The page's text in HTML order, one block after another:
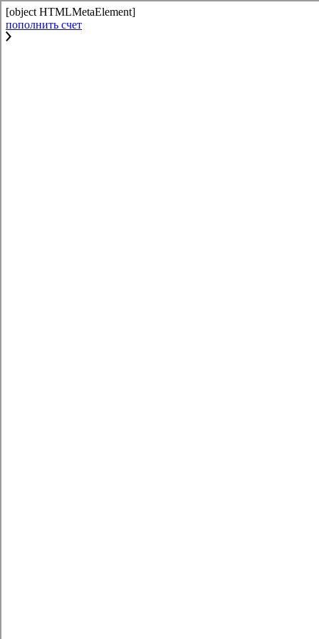
[object HTMLMetaElement]
пополнить счет